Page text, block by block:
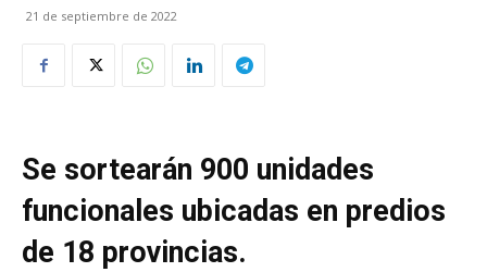
21 de septiembre de 2022
Se sortearán 900 unidades
funcionales ubicadas en predios
de 18 provincias.